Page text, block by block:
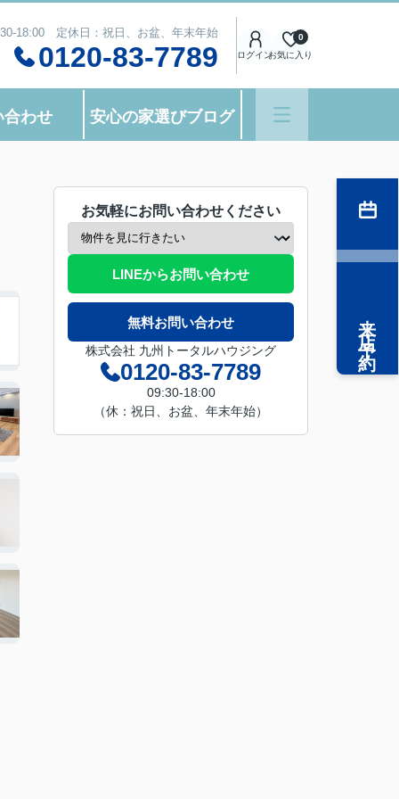
18:00 定休日：祝日、お盆、年末年始
0120-83-7789 ログインお気に入り
0
合わせ 安心の家選びブログ
お気軽にお問い合わせください
LINEからお問い合わせ
無料お問い合わせ
株式会社 九州トータルハウジング
0120-83-7789
09:30-18:00
（休：祝日、お盆、年末年始）
来店予約